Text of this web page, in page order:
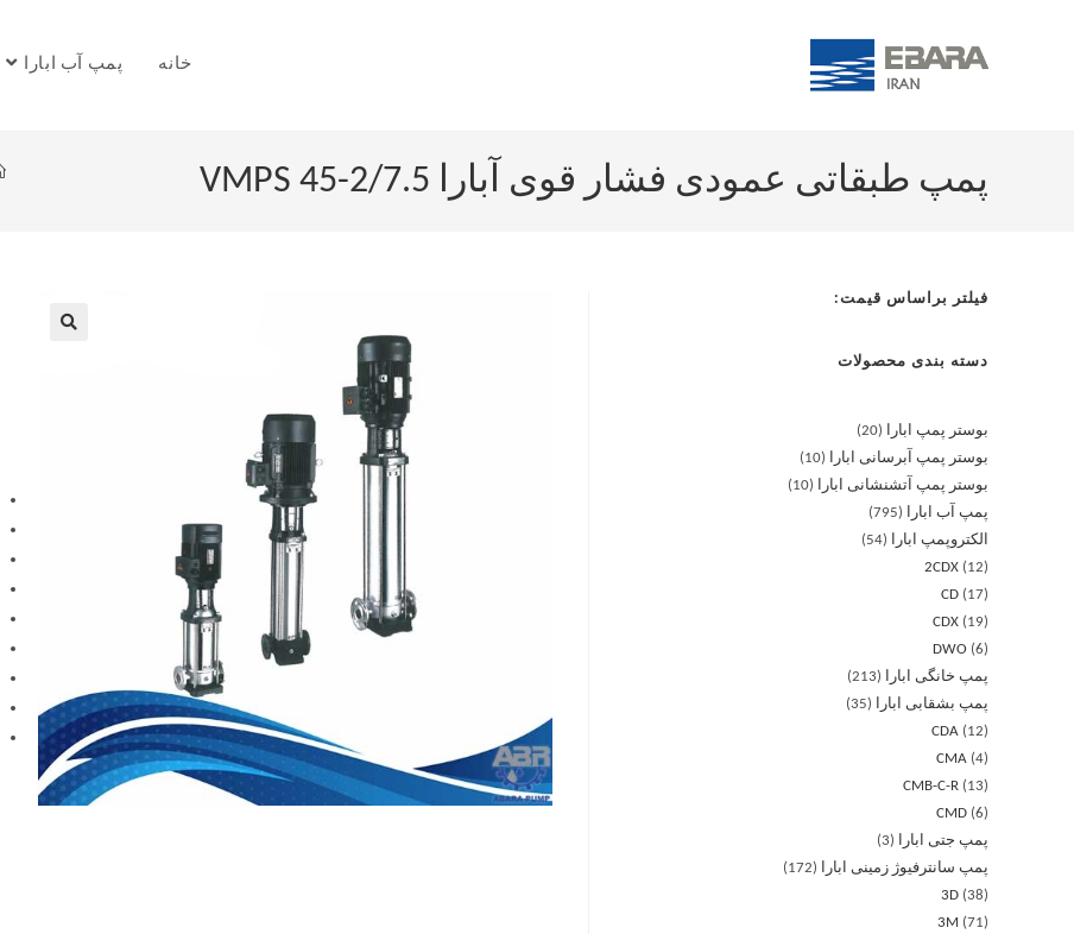
خانه پمپ آب ابارا
پمپ طبقاتی عمودی فشار قوی آبارا VMPS 45-2/7.5
فیلتر براساس قیمت:
دسته بندی محصولات
بوستر پمپ ابارا
20
بوستر پمپ آبرسانی ابارا
10
بوستر پمپ آتشنشانی ابارا
10
پمپ آب ابارا
795
الکتروپمپ ابارا
54
2CDX
12
CD
17
CDX
19
DWO
6
پمپ خانگی ابارا
213
پمپ بشقابی ابارا
35
CDA
12
CMA 4
CMB-C-R
13
CMD 6
پمپ جتی ابارا
3
پمپ سانترفیوژ زمینی ابارا
172
3D 38
3M
71